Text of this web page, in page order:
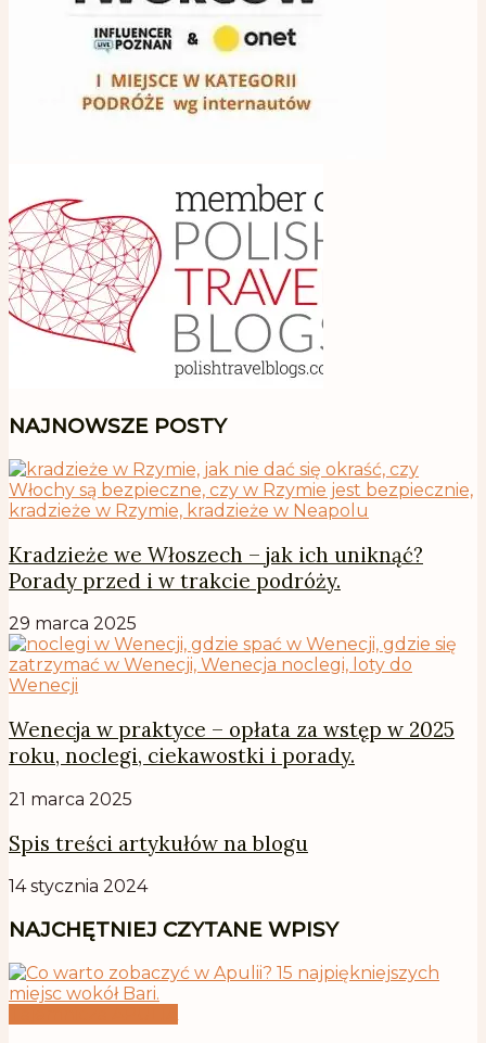
NAJNOWSZE POSTY
Kradzieże we Włoszech – jak ich uniknąć?
Porady przed i w trakcie podróży.
29 marca 2025
Wenecja w praktyce – opłata za wstęp w 2025
roku, noclegi, ciekawostki i porady.
21 marca 2025
Spis treści artykułów na blogu
14 stycznia 2024
NAJCHĘTNIEJ CZYTANE WPISY